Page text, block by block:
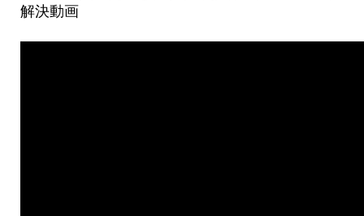
解決動画